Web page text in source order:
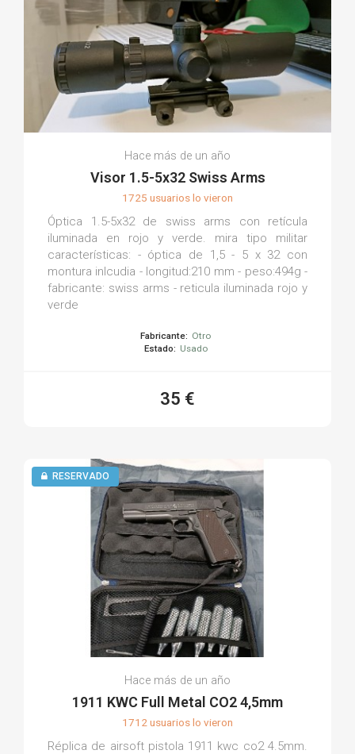
Hace más de un año
Visor 1.5-5x32 Swiss Arms
1725 usuarios lo vieron
Óptica 1.5-5x32 de swiss arms con retícula
iluminada en rojo y verde. mira tipo militar
características: - óptica de 1,5 - 5 x 32 con
montura inlcudia - longitud:210 mm - peso:494g -
fabricante: swiss arms - reticula iluminada rojo y
verde
Fabricante: Otro
Estado: Usado
35 €
RESERVADO
Hace más de un año
1911 KWC Full Metal CO2 4,5mm
1712 usuarios lo vieron
Réplica de airsoft pistola 1911 kwc co2 4.5mm.